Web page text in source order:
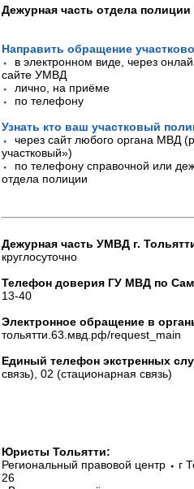
Дежурная часть отдела
Направить обращение
⬩
в электронном виде, через
сайте УМВД
⬩
лично, на приёме
⬩
по телефону
Узнать кто ваш участковый
⬩
через сайт любого органа МВД
участковый»)
⬩
по телефону справочной или
отдела полиции
Дежурная часть УМВД г.
круглосуточно
Телефон доверия ГУ МВД по
13-40
Электронное обращение в
тольятти.63.мвд.рф/request_main
Единый телефон экстренных
связь), 02 (стационарная связь)
Юристы Тольятти:
Региональный правовой центр ⬩ г
26